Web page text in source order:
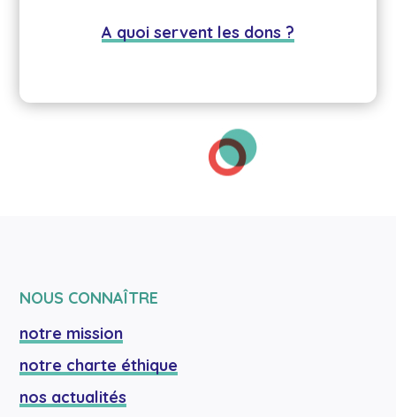
A quoi servent les dons ?
NOUS CONNAÎTRE
notre mission
notre charte éthique
nos actualités